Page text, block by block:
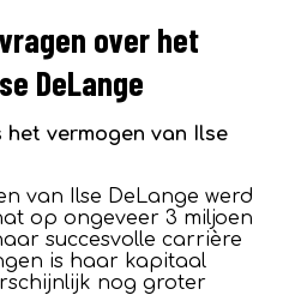
over het
DeLange
het vermogen van Ilse
van Ilse DeLange werd
op ongeveer 3 miljoen
succesvolle carrière
is haar kapitaal
nog groter